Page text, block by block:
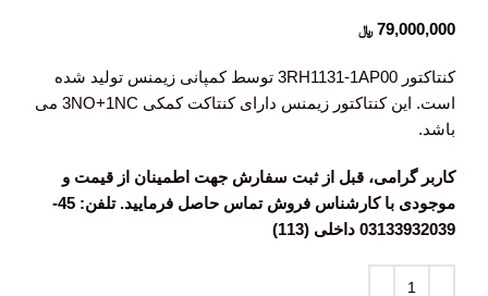
79,000,000 ﷼
کنتاکتور 3RH1131-1AP00 توسط کمپانی زیمنس تولید شده
است. این کنتاکتور زیمنس دارای کنتاکت کمکی 3NO+1NC می
باشد.
کاربر گرامی، قبل از ثبت سفارش جهت اطمینان از قیمت و
موجودی با کارشناس فروش تماس حاصل فرمایید. تلفن: 45-
03133932039 داخلی (113)